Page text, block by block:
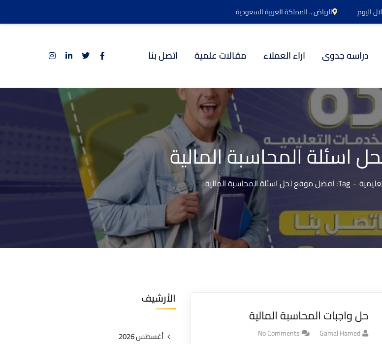
الرياض .. المملكة العربية السعودية
دراسه جدوى اراء العملاء مقالات علمية اتصل بنا
اسئلة المحاسبة المالية
Tag: افضل موقع لحل اسئلة المحاسبة المالية
حل واجبات المحاسبة المالية
Gamal Hamed
No Comments
الأرشيف
أغسطس 2026